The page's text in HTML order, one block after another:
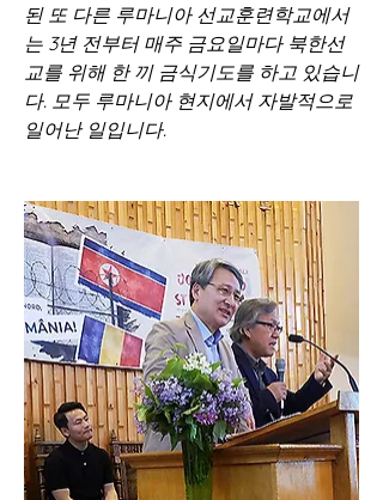
된 또 다른 루마니아 선교훈련학교에서
는 3년 전부터 매주 금요일마다 북한선
교를 위해 한 끼 금식기도를 하고 있습니
다. 모두 루마니아 현지에서 자발적으로
일어난 일입니다.